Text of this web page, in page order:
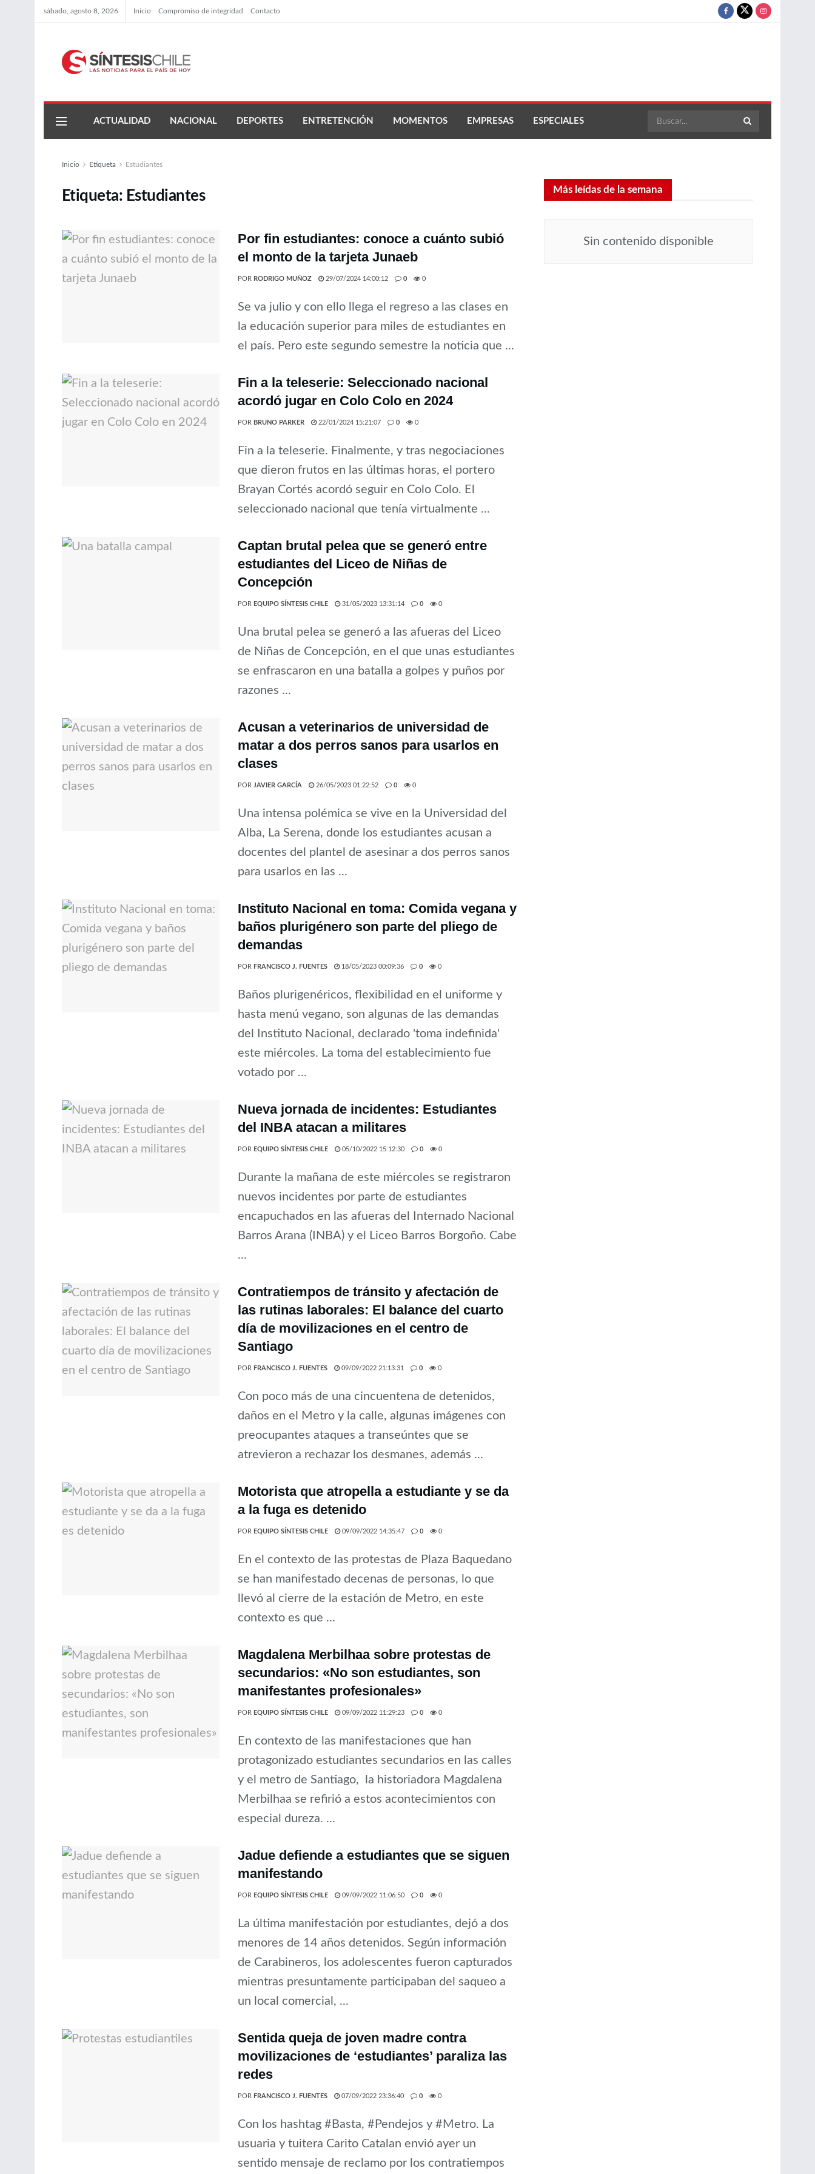
sábado, agosto 8, 2026 Inicio Compromiso de integridad Contacto
ACTUALIDAD NACIONAL DEPORTES ENTRETENCIÓN MOMENTOS EMPRESAS ESPECIALES
Inicio Etiqueta Estudiantes
Etiqueta: Estudiantes
Por fin estudiantes: conoce a cuánto subió
el monto de la tarjeta Junaeb
POR RODRIGO MUÑOZ 29/07/2024 14:00:12 0 0
Se va julio y con ello llega el regreso a las clases en
la educación superior para miles de estudiantes en
el país. Pero este segundo semestre la noticia que ...
Fin a la teleserie: Seleccionado nacional
acordó jugar en Colo Colo en 2024
POR BRUNO PARKER 22/01/2024 15:21:07 0 0
Fin a la teleserie. Finalmente, y tras negociaciones
que dieron frutos en las últimas horas, el portero
Brayan Cortés acordó seguir en Colo Colo. El
seleccionado nacional que tenía virtualmente ...
Captan brutal pelea que se generó entre
estudiantes del Liceo de Niñas de
Concepción
POR EQUIPO SÍNTESIS CHILE 31/05/2023 13:31:14 0 0
Una brutal pelea se generó a las afueras del Liceo
de Niñas de Concepción, en el que unas estudiantes
se enfrascaron en una batalla a golpes y puños por
razones ...
Acusan a veterinarios de universidad de
matar a dos perros sanos para usarlos en
clases
POR JAVIER GARCÍA 26/05/2023 01:22:52 0 0
Una intensa polémica se vive en la Universidad del
Alba, La Serena, donde los estudiantes acusan a
docentes del plantel de asesinar a dos perros sanos
para usarlos en las ...
Instituto Nacional en toma: Comida vegana y
baños plurigénero son parte del pliego de
demandas
POR FRANCISCO J. FUENTES 18/05/2023 00:09:36 0 0
Baños plurigenéricos, flexibilidad en el uniforme y
hasta menú vegano, son algunas de las demandas
del Instituto Nacional, declarado 'toma indefinida'
este miércoles. La toma del establecimiento fue
votado por ...
Nueva jornada de incidentes: Estudiantes
del INBA atacan a militares
POR EQUIPO SÍNTESIS CHILE 05/10/2022 15:12:30 0 0
Durante la mañana de este miércoles se registraron
nuevos incidentes por parte de estudiantes
encapuchados en las afueras del Internado Nacional
Barros Arana (INBA) y el Liceo Barros Borgoño. Cabe
...
Contratiempos de tránsito y afectación de
las rutinas laborales: El balance del cuarto
día de movilizaciones en el centro de
Santiago
POR FRANCISCO J. FUENTES 09/09/2022 21:13:31 0 0
Con poco más de una cincuentena de detenidos,
daños en el Metro y la calle, algunas imágenes con
preocupantes ataques a transeúntes que se
atrevieron a rechazar los desmanes, además ...
Motorista que atropella a estudiante y se da
a la fuga es detenido
POR EQUIPO SÍNTESIS CHILE 09/09/2022 14:35:47 0 0
En el contexto de las protestas de Plaza Baquedano
se han manifestado decenas de personas, lo que
llevó al cierre de la estación de Metro, en este
contexto es que ...
Magdalena Merbilhaa sobre protestas de
secundarios: «No son estudiantes, son
manifestantes profesionales»
POR EQUIPO SÍNTESIS CHILE 09/09/2022 11:29:23 0 0
En contexto de las manifestaciones que han
protagonizado estudiantes secundarios en las calles
y el metro de Santiago, la historiadora Magdalena
Merbilhaa se refirió a estos acontecimientos con
especial dureza. ...
Jadue defiende a estudiantes que se siguen
manifestando
POR EQUIPO SÍNTESIS CHILE 09/09/2022 11:06:50 0 0
La última manifestación por estudiantes, dejó a dos
menores de 14 años detenidos. Según información
de Carabineros, los adolescentes fueron capturados
mientras presuntamente participaban del saqueo a
un local comercial, ...
Sentida queja de joven madre contra
movilizaciones de ‘estudiantes’ paraliza las
redes
POR FRANCISCO J. FUENTES 07/09/2022 23:36:40 0 0
Con los hashtag #Basta, #Pendejos y #Metro. La
usuaria y tuitera Carito Catalan envió ayer un
sentido mensaje de reclamo por los contratiempos
Más leídas de la semana
Sin contenido disponible